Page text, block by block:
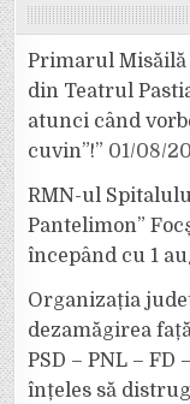
Primarul
din Teatrul
atunci când
cuvin”!” 01/08/
RMN-ul
Pantelimon”
începând cu 1
Organizația
dezamăgirea
PSD – PNL – FD
înțeles să